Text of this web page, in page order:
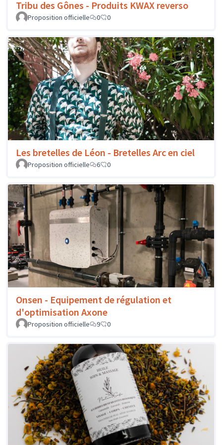
Tribu des Gônes - Produits KWAX reverso
Proposition officielle 0 0
Les bretelles de Léon - Bretelles Arc en ciel
Proposition officielle 6 0
Onsen - Equipement de régulation et
d'optimisation Axone
Proposition officielle 9 0